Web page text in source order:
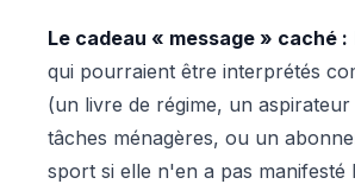
Le cadeau « message » caché :
qui pourraient être interprétés
(un livre de régime, un aspirateur
tâches ménagères, ou un
sport si elle n'en a pas manifesté